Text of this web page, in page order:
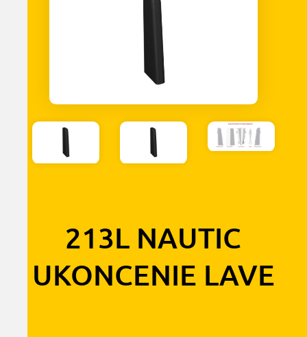
213L NAUTIC
UKONCENIE LAVE